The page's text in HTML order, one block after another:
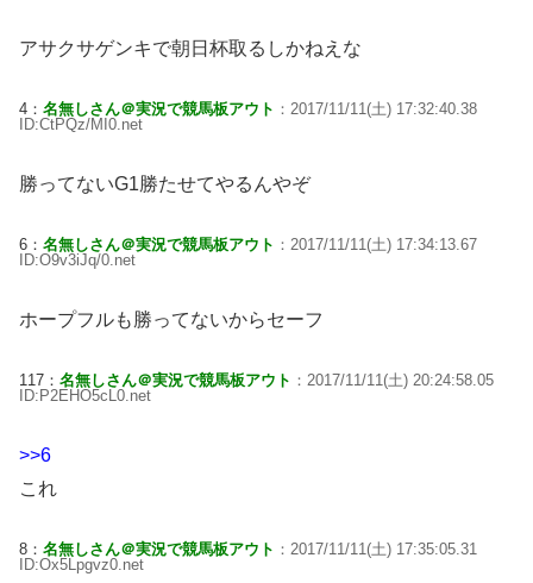
アサクサゲンキで朝日杯取るしかねえな
4： 名無しさん＠実況で競馬板アウト ：2017/11/11(土) 17:32:40.38
ID:CtPQz/MI0.net
勝ってないG1勝たせてやるんやぞ
6： 名無しさん＠実況で競馬板アウト ：2017/11/11(土) 17:34:13.67
ID:O9v3iJq/0.net
ホープフルも勝ってないからセーフ
117： 名無しさん＠実況で競馬板アウト ：2017/11/11(土) 20:24:58.05
ID:P2EHO5cL0.net
>>6
これ
8： 名無しさん＠実況で競馬板アウト ：2017/11/11(土) 17:35:05.31
ID:Ox5Lpgvz0.net